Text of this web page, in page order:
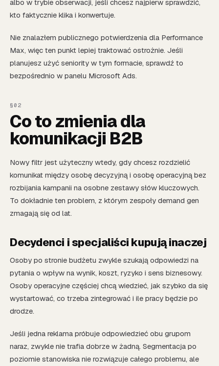
albo w trybie obserwacji, jeśli chcesz najpierw sprawdzić,
kto faktycznie klika i konwertuje.
Nie znalazłem publicznego potwierdzenia dla Performance
Max, więc ten punkt lepiej traktować ostrożnie. Jeśli
planujesz użyć seniority w tym formacie, sprawdź to
bezpośrednio w panelu Microsoft Ads.
Co to zmienia dla
komunikacji B2B
Nowy filtr jest użyteczny wtedy, gdy chcesz rozdzielić
komunikat między osobę decyzyjną i osobę operacyjną bez
rozbijania kampanii na osobne zestawy słów kluczowych.
To dokładnie ten problem, z którym zespoły demand gen
zmagają się od lat.
Decydenci i specjaliści kupują inaczej
Osoby po stronie budżetu zwykle szukają odpowiedzi na
pytania o wpływ na wynik, koszt, ryzyko i sens biznesowy.
Osoby operacyjne częściej chcą wiedzieć, jak szybko da się
wystartować, co trzeba zintegrować i ile pracy będzie po
drodze.
Jeśli jedna reklama próbuje odpowiedzieć obu grupom
naraz, zwykle nie trafia dobrze w żadną. Segmentacja po
poziomie stanowiska nie rozwiązuje całego problemu, ale